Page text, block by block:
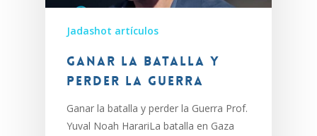
Jadashot artículos
Ganar la batalla y
perder la Guerra
Ganar la batalla y perder la Guerra Prof.
Yuval Noah HarariLa batalla en Gaza